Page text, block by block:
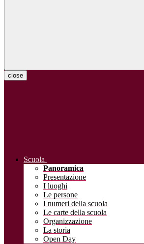
close
Scuola
Panoramica
Presentazione
I luoghi
Le persone
I numeri della scuola
Le carte della scuola
Organizzazione
La storia
Open Day